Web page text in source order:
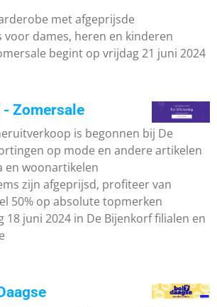
met afgeprijsde
voor dames, heren en kinderen
begint op vrijdag 21 juni 2024
Zomersale
is begonnen bij De
op mode en andere artikelen
en woonartikelen
zijn afgeprijsd, profiteer van
50% op absolute topmerken
18 juni 2024 in De Bijenkorf filialen en